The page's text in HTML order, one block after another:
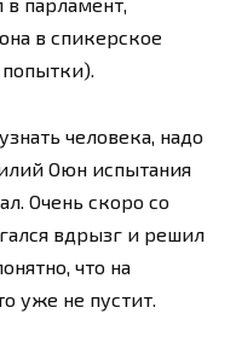
в парламент,
в спикерское
человека, надо
Оюн испытания
Очень скоро со
вдрызг и решил
что на
уже не пустит.